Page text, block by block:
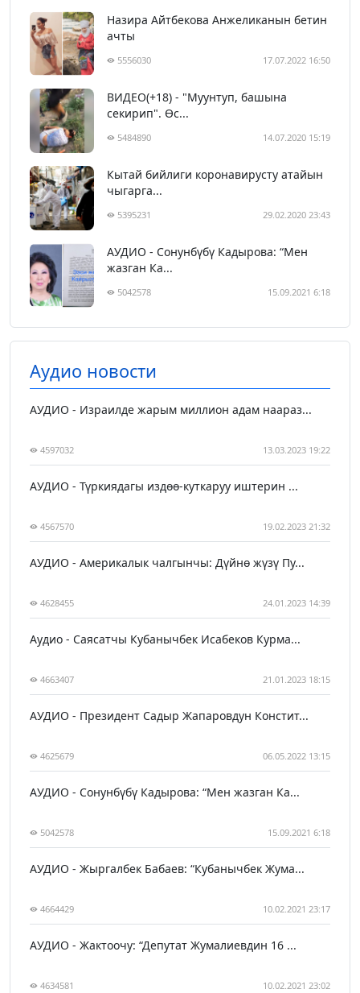
Назира Айтбекова Анжеликанын бетин
ачты
5556030 17.07.2022 16:50
ВИДЕО(+18) - "Муунтуп, башына
секирип". Өс...
5484890 14.07.2020 15:19
Кытай бийлиги коронавирусту атайын
чыгарга...
5395231 29.02.2020 23:43
АУДИО - Сонунбүбү Кадырова: “Мен
жазган Ка...
5042578 15.09.2021 6:18
Аудио новости
АУДИО - Израилде жарым миллион адам наараз...
4597032 13.03.2023 19:22
АУДИО - Түркиядагы издөө-куткаруу иштерин ...
4567570 19.02.2023 21:32
АУДИО - Америкалык чалгынчы: Дүйнө жүзү Пу...
4628455 24.01.2023 14:39
Аудио - Саясатчы Кубанычбек Исабеков Курма...
4663407 21.01.2023 18:15
АУДИО - Президент Садыр Жапаровдун Констит...
4625679 06.05.2022 13:15
АУДИО - Сонунбүбү Кадырова: “Мен жазган Ка...
5042578 15.09.2021 6:18
АУДИО - Жыргалбек Бабаев: “Кубанычбек Жума...
4664429 10.02.2021 23:17
АУДИО - Жактоочу: “Депутат Жумалиевдин 16 ...
4634581 10.02.2021 23:02